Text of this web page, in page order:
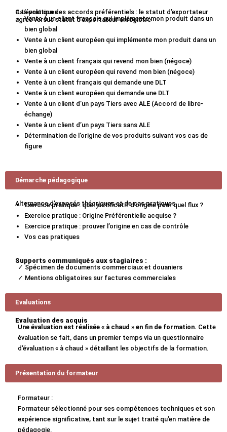
4. L’évolution des accords préférentiels : le statut d’exportateur
agréé versus statut d’exportateur enregistré
Cas pratiques :
Vente à un client français qui implémente mon produit dans un
bien global
Vente à un client européen qui implémente mon produit dans un
bien global
Vente à un client français qui revend mon bien (négoce)
Vente à un client européen qui revend mon bien (négoce)
Vente à un client français qui demande une DLT
Vente à un client européen qui demande une DLT
Vente à un client d’un pays Tiers avec ALE (Accord de libre-
échange)
Vente à un client d’un pays Tiers sans ALE
Détermination de l’origine de vos produits suivant vos cas de
figure
Démarche pédagogique
Alternance d’exposés théoriques et de cas pratiques.
Exercice pratique : quel justificatif d’origine pour quel flux ?
Exercice pratique : Origine Préférentielle acquise ?
Exercice pratique : prouver l’origine en cas de contrôle
Vos cas pratiques
Supports communiqués aux stagiaires :
✓ Spécimen de documents commerciaux et douaniers
✓ Mentions obligatoires sur factures commerciales
Evaluations
Evaluation des acquis
Une évaluation est réalisée « à chaud » en fin de formation. Cette
évaluation se fait, dans un premier temps via un questionnaire
d’évaluation « à chaud » détaillant les objectifs de la formation.
Présentation du formateur
Formateur :
Formateur sélectionné pour ses compétences techniques et son
expérience significative, tant sur le sujet traité qu’en matière de
pédagogie.